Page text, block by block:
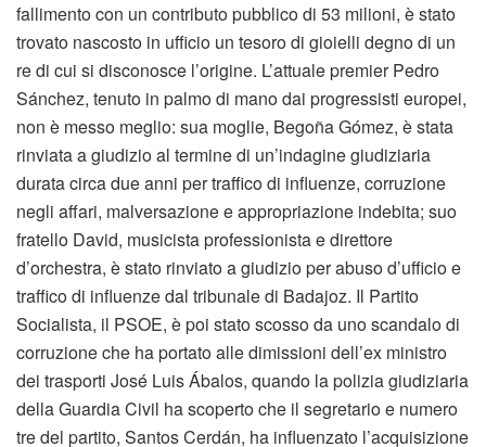
fallimento con un contributo pubblico di 53 milioni, è stato
trovato nascosto in ufficio un tesoro di gioielli degno di un
re di cui si disconosce l’origine. L’attuale premier Pedro
Sánchez, tenuto in palmo di mano dai progressisti europei,
non è messo meglio: sua moglie, Begoña Gómez, è stata
rinviata a giudizio al termine di un’indagine giudiziaria
durata circa due anni per traffico di influenze, corruzione
negli affari, malversazione e appropriazione indebita; suo
fratello David, musicista professionista e direttore
d’orchestra, è stato rinviato a giudizio per abuso d’ufficio e
traffico di influenze dal tribunale di Badajoz. Il Partito
Socialista, il PSOE, è poi stato scosso da uno scandalo di
corruzione che ha portato alle dimissioni dell’ex ministro
dei trasporti José Luis Ábalos, quando la polizia giudiziaria
della Guardia Civil ha scoperto che il segretario e numero
tre del partito, Santos Cerdán, ha influenzato l’acquisizione